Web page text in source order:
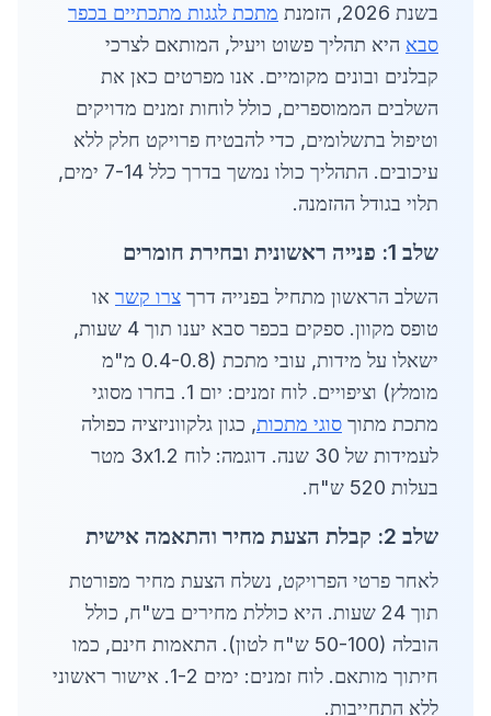
בשנת 2026, הזמנת
מתכת לגגות מתכתיים בכפר
סבא היא תהליך פשוט ויעיל, המותאם לצרכי
קבלנים ובונים מקומיים. אנו מפרטים כאן את
השלבים הממוספרים, כולל לוחות זמנים מדויקים
וטיפול בתשלומים, כדי להבטיח פרויקט חלק ללא
עיכובים. התהליך כולו נמשך בדרך כלל 7-14 ימים,
תלוי בגודל ההזמנה.
שלב 1: פנייה ראשונית ובחירת חומרים
השלב הראשון מתחיל בפנייה דרך צרו קשר או
טופס מקוון. ספקים בכפר סבא יענו תוך 4 שעות,
ישאלו על מידות, עובי מתכת (0.4-0.8 מ"מ
מומלץ) וציפויים. לוח זמנים: יום 1. בחרו מסוגי
מתכת מתוך סוגי מתכות, כגון גלקווניזציה כפולה
לעמידות של 30 שנה. דוגמה: לוח 3x1.2 מטר
בעלות 520 ש"ח.
שלב 2: קבלת הצעת מחיר והתאמה אישית
לאחר פרטי הפרויקט, נשלח הצעת מחיר מפורטת
תוך 24 שעות. היא כוללת מחירים בש"ח, כולל
הובלה (50-100 ש"ח לטון). התאמות חינם, כמו
חיתוך מותאם. לוח זמנים: ימים 1-2. אישור ראשוני
ללא התחייבות.